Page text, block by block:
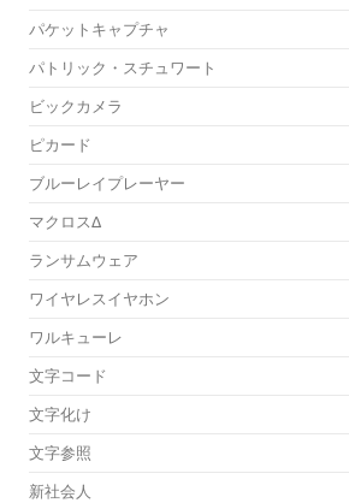
パケットキャプチャ
パトリック・スチュワート
ビックカメラ
ピカード
ブルーレイプレーヤー
マクロスΔ
ランサムウェア
ワイヤレスイヤホン
ワルキューレ
文字コード
文字化け
文字参照
新社会人